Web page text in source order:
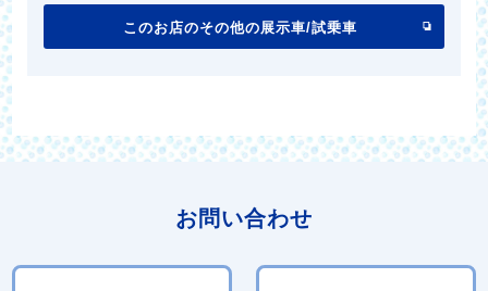
このお店のその他の展示車/試乗車
お問い合わせ